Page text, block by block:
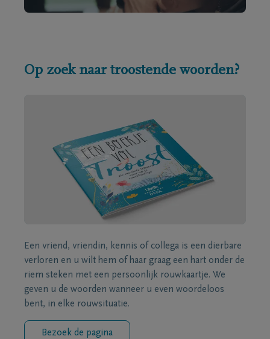
Op zoek naar troostende woorden?
Een vriend, vriendin, kennis of collega is een dierbare
verloren en u wilt hem of haar graag een hart onder de
riem steken met een persoonlijk rouwkaartje. We
geven u de woorden wanneer u even woordeloos
bent, in elke rouwsituatie.
Bezoek de pagina